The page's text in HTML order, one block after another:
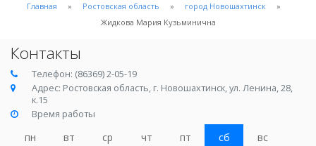
Главная Ростовская область
город Новошахтинск
Жидкова Мария Кузьминична
Контакты
Телефон: (86369) 2-05-19
Адрес: Ростовская область, г. Новошахтинск, ул. Ленина, 28,
к.15
Время работы
пн вт ср чт пт сб вс